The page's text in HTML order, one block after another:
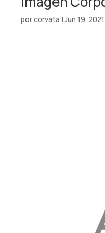
porcorvata |Jun 19, 2021